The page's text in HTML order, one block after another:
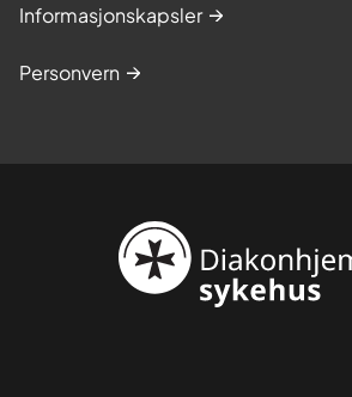
Informasjonskapsler
Personvern